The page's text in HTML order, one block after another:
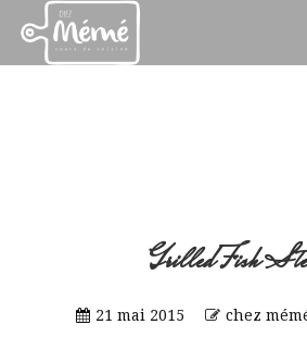
Grilled Fish
21 mai 2015 chez